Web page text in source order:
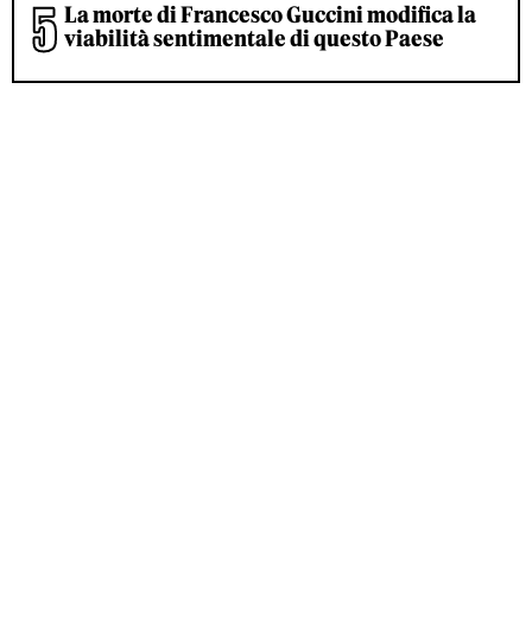
La morte di Francesco Guccini modifica la
viabilità sentimentale di questo Paese